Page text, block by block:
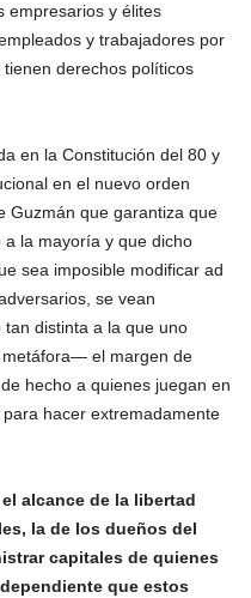
empresarios y élites
y trabajadores por
derechos políticos
en la Constitución del 80 y
en el nuevo orden
Guzmán que garantiza que
la mayoría y que dicho
sea imposible modificar ad
se vean
distinta a la que uno
el margen de
hecho a quienes juegan en
hacer extremadamente
alcance de la libertad
la de los dueños del
capitales de quienes
que estos